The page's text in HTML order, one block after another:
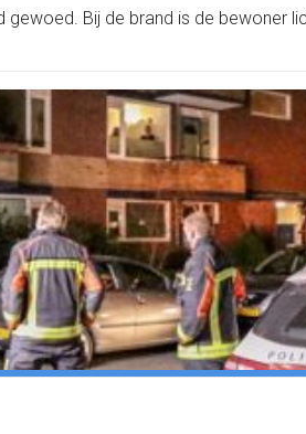
Bij de brand is de bewoner